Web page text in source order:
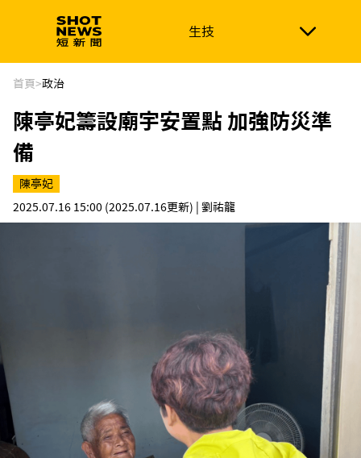
生技
生技 政治
新南向 體育
首頁>政治
陳亭妃籌設廟宇安置點 加強防災準
備
陳亭妃
2025.07.16 15:00 (2025.07.16更新) | 劉祐龍